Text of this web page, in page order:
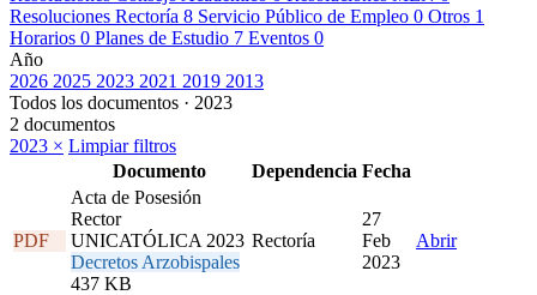
Resoluciones Rectoría 8 Servicio Público de Empleo 0 Otros 1
Horarios 0 Planes de Estudio 7 Eventos 0
Año
2026 2025 2023 2021 2019 2013
Todos los documentos · 2023
2 documentos
2023 × Limpiar filtros
Documento
Dependencia Fecha
PDF
Acta de Posesión
Rector
UNICATÓLICA 2023
Decretos Arzobispales
437 KB
Rectoría
27
Feb
2023
Abrir